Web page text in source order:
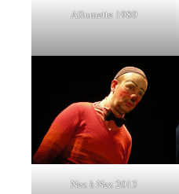
Allumette 1980
Nez à Nez 2013